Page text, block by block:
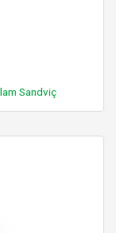
Sandviç